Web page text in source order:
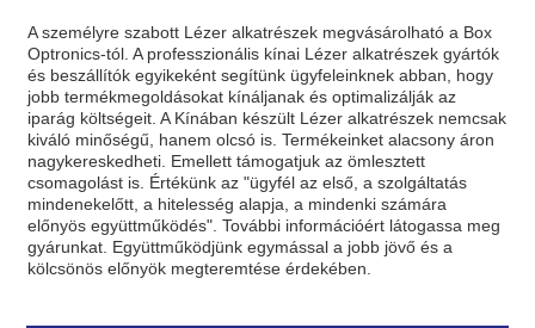
A személyre szabott Lézer alkatrészek megvásárolható a Box
Optronics-tól. A professzionális kínai Lézer alkatrészek gyártók
és beszállítók egyikeként segítünk ügyfeleinknek abban, hogy
jobb termékmegoldásokat kínáljanak és optimalizálják az
iparág költségeit. A Kínában készült Lézer alkatrészek nemcsak
kiváló minőségű, hanem olcsó is. Termékeinket alacsony áron
nagykereskedheti. Emellett támogatjuk az ömlesztett
csomagolást is. Értékünk az "ügyfél az első, a szolgáltatás
mindenekelőtt, a hitelesség alapja, a mindenki számára
előnyös együttműködés". További információért látogassa meg
gyárunkat. Együttműködjünk egymással a jobb jövő és a
kölcsönös előnyök megteremtése érdekében.